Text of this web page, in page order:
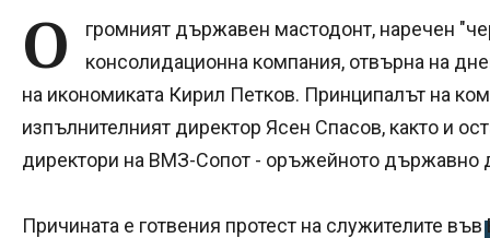
О
громният държавен мастодонт, наречен
консолидационна компания, отвърна на
на икономиката Кирил Петков. Принципалът на
изпълнителният директор Ясен Спасов, както и
директори на ВМЗ-Сопот - оръжейното държавно
Причината е готвения протест на служителите